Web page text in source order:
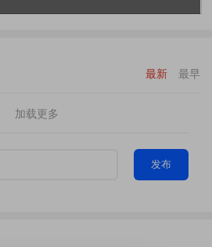
最新 最早
加载更多
发布